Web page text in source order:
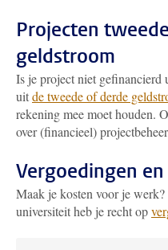
Projecten
geldstroom
Is je project niet gefinancierd
uitde tweede of derde
rekening mee moet houden.
over (financieel)
Vergoedingen
Maak je kosten voor je
universiteit heb je recht op